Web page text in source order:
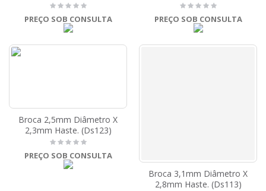
PREÇO SOB CONSULTA PREÇO SOB CONSULTA
Broca 2,5mm Diâmetro X
2,3mm Haste. (Ds123)
PREÇO SOB CONSULTA
Broca 3,1mm Diâmetro X
2,8mm Haste. (Ds113)